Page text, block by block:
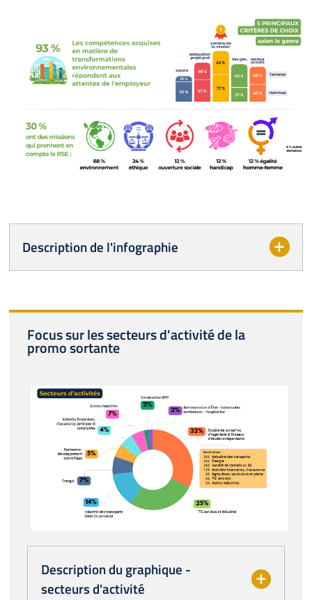
Description de l'infographie
Focus sur les secteurs d'activité de la
promo sortante
Description du graphique -
secteurs d'activité